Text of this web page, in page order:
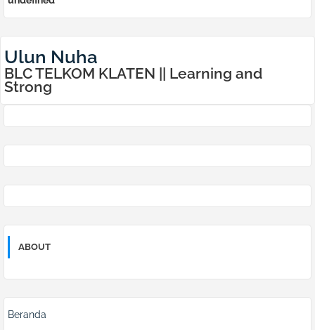
Ulun Nuha
BLC TELKOM KLATEN || Learning and
Strong
ABOUT
Beranda